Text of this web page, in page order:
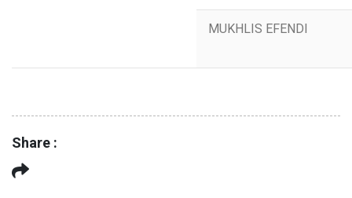
MUKHLIS EFENDI
Share :